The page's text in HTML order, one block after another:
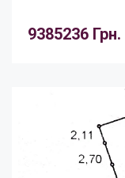
9385236 Грн.